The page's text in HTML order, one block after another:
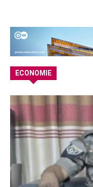
ECONOMIE